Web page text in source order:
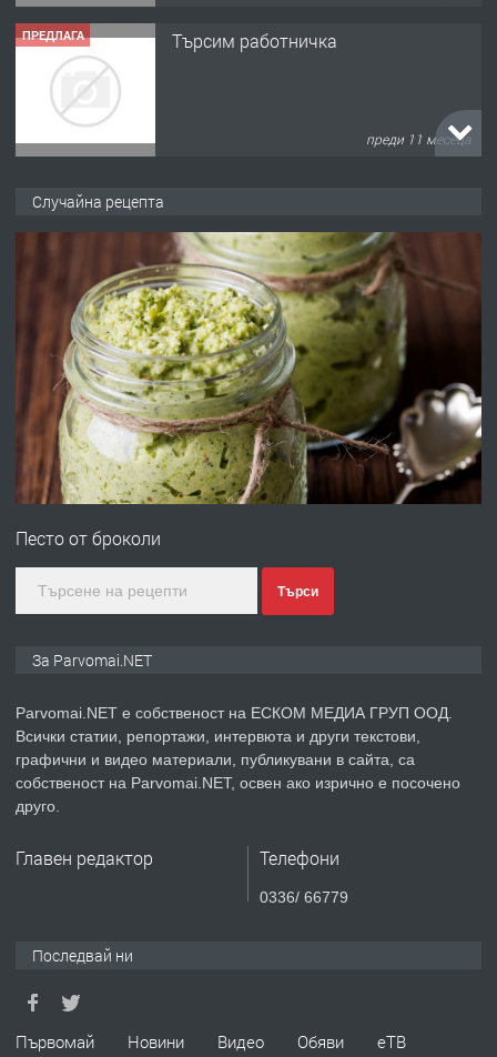
ПРЕДЛАГА Търсим работничка
преди 11 месеца
преди 1 година
ПРЕДЛАГА Работа за общи работници
преди 1 година
ПРЕДЛАГА
Първи поход "По стъпките на Ангел
преди 1 година
ПРЕДЛАГА Уроци по Математика
преди 1 година
Случайна рецепта
Песто от броколи
Търси
За Parvomai.NET
Parvomai.NET е собственост на ЕСКОМ МЕДИА ГРУП ООД.
Всички статии, репортажи, интервюта и други текстови,
графични и видео материали, публикувани в сайта, са
собственост на Parvomai.NET, освен ако изрично е посочено
друго.
Главен редактор Телефони
0336/ 66779
Последвай ни
Първомай Новини Видео Обяви
еТВ